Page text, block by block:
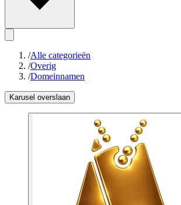
/Alle categorieën
/Overig
/Domeinnamen
Karusel overslaan